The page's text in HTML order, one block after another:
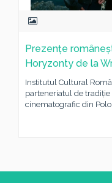
Prezențe
Horyzonty de la
Institutul Cultural
parteneriatul de
cinematografic din